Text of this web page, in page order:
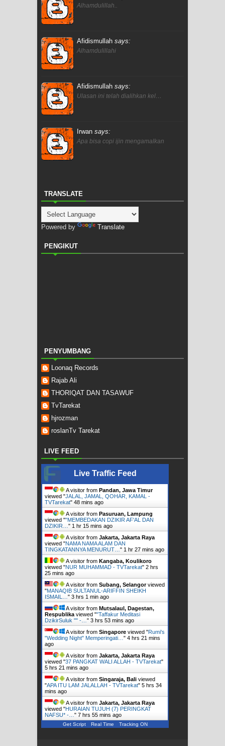
Alhamdulillah..
Afidismullah says:
Alhamdulillahi
Afidismullah says:
Ulasan ini telah dialihkan kel…
Irwan says:
Apa bisa copi ijin mengamalkan
TRANSLATE
Powered by Translate
PENGIKUT
PENYUMBANG
Loonaq Records
Rajab Ali
THORIQAT DAN TASAWUF
TvTarekat
hjrozman
roslanTv Tarekat
LIVE FEED
Live Traffic Feed
A visitor from Pandan, Jawa Timur
viewed "JALAL, JAMAL, QOHAR, KAMAL -
TVTarekat" 48 mins ago
A visitor from Pasuruan, Lampung
viewed ""MEMBEDAKAN DZIKIR AF'AL DAN
DZIKIR… " 1 hr 15 mins ago
A visitor from Jakarta, Jakarta Raya
viewed "NAMA NAMA ALAM DAN
TINGKATANNYA MENURUT… " 1 hr 27 mins ago
A visitor from Kangaba, Koulikoro
viewed "NUR MUHAMMAD - TVTarekat" 2 hrs
25 mins ago
A visitor from Subang, Selangorviewed
"MANAQIB SULTANUL-ARIFFIN SHEIKH
ISMAIL… " 3 hrs 2 mins ago
A visitor from Mutsalaul, Dagestan,
Respublika viewed ""Taffakur Meditasi
DzikirSuluk "" -… " 3 hrs 53 mins ago
A visitor from Singapore viewed "Rumi's
"Wedding Night" Memperingati… " 4 hrs 21 mins
ago
A visitor from Jakarta, Jakarta Raya
viewed "37 PANGKAT WALI ALLAH - TVTarekat"
5 hrs 21 mins ago
A visitor from Singaraja, Bali viewed
"APA ITU LAM JALALLAH - TVTarekat" 5 hrs 34
mins ago
A visitor from Jakarta, Jakarta Raya
viewed "HURAIAN TUJUH (7) PERINGKAT
NAFSU* -… " 7 hrs 55 mins ago
Get Script Real Time Tracking ON